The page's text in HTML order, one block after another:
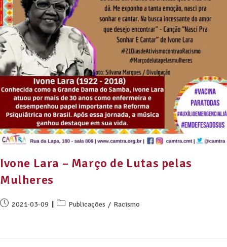
Ivone Lara – Março de Lutas pelas
Mulheres
2021-03-09 Publicações / Racismo